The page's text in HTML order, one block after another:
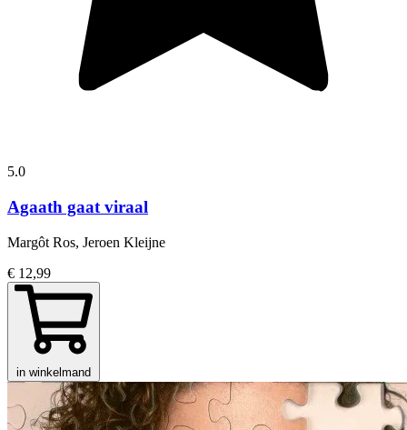
5.0
Agaath gaat viraal
Margôt Ros, Jeroen Kleijne
€ 12,99
in winkelmand